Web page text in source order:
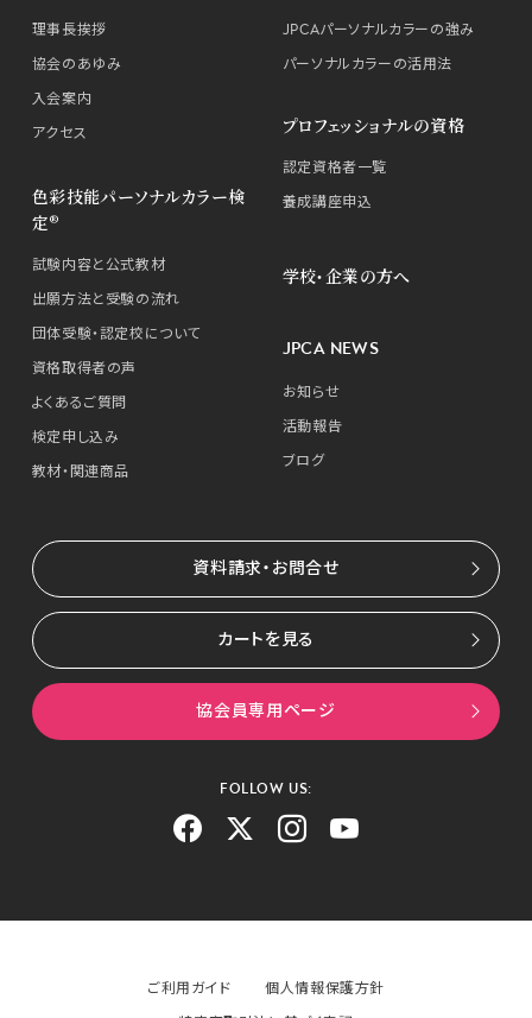
理事長挨拶
協会のあゆみ
入会案内
アクセス
JPCAパーソナルカラーの強み
パーソナルカラーの活用法
色彩技能パーソナルカラー検
定®
試験内容と公式教材
出願方法と受験の流れ
団体受験・認定校について
資格取得者の声
よくあるご質問
検定申し込み
教材・関連商品
プロフェッショナルの資格
認定資格者一覧
養成講座申込
学校・企業の方へ
JPCA NEWS
お知らせ
活動報告
ブログ
資料請求・お問合せ
カートを見る
協会員専用ページ
FOLLOW US:
ご利用ガイド
個人情報保護方針